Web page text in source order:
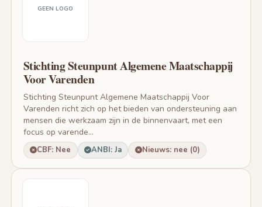
GEEN LOGO
Stichting Steunpunt Algemene Maatschappij
Voor Varenden
Stichting Steunpunt Algemene Maatschappij Voor
Varenden richt zich op het bieden van ondersteuning aan
mensen die werkzaam zijn in de binnenvaart, met een
focus op varende...
CBF: Nee ANBI: Ja Nieuws: nee (0)